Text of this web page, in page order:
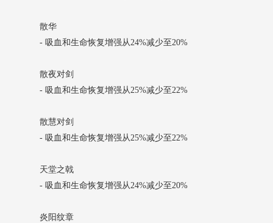
散华
- 吸血和生命恢复增强从24%减少至20%
散夜对剑
- 吸血和生命恢复增强从25%减少至22%
散慧对剑
- 吸血和生命恢复增强从25%减少至22%
天堂之戟
- 吸血和生命恢复增强从24%减少至20%
炎阳纹章